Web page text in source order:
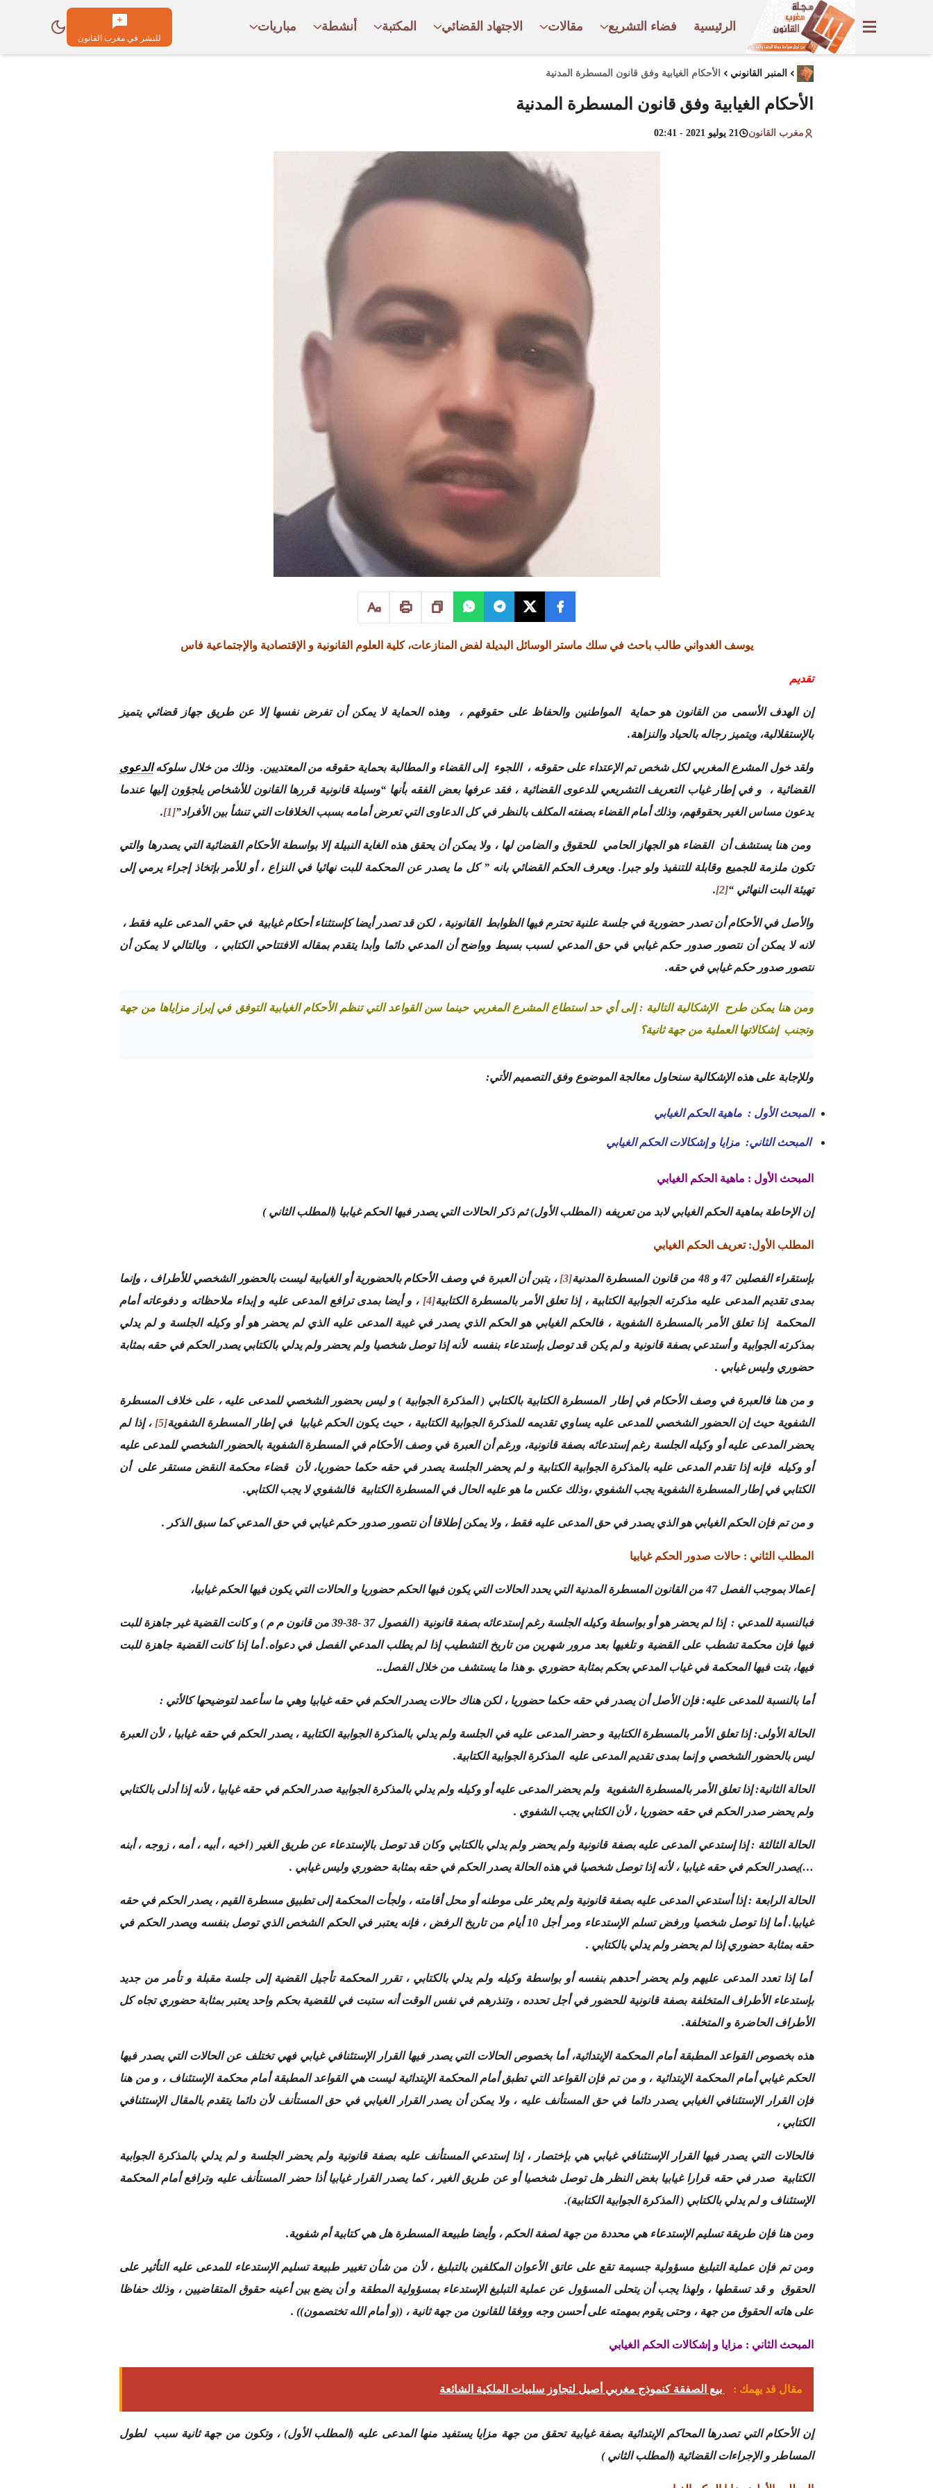
الرئيسية فضاء التشريع مقالات الاجتهاد القضائي المكتبة أنشطة مباريات
للنشر في مغرب القانون
المنبر القانوني الأحكام الغيابية وفق قانون المسطرة المدنية
الأحكام الغيابية وفق قانون المسطرة المدنية
مغرب القانون 21 يوليو 2021 - 02:41
يوسف الغدواني طالب باحث في سلك ماستر الوسائل البديلة لفض المنازعات، كلية العلوم القانونية و الإقتصادية والإجتماعية فاس
تقديم
إن الهدف الأسمى من القانون هو حماية المواطنين والحفاظ على حقوقهم ، وهذه الحماية لا يمكن أن تفرض نفسها إلا عن طريق جهاز قضائي يتميز
بالإستقلالية، ويتميز رجاله بالحياد والنزاهة.
ولقد خول المشرع المغربي لكل شخص تم الإعتداء على حقوقه ، اللجوء إلى القضاء و المطالبة بحماية حقوقه من المعتديين. وذلك من خلال سلوكهالدعوى
القضائية ، و في إطار غياب التعريف التشريعي للدعوى القضائية ، فقد عرفها بعض الفقه بأنها “وسيلة قانونية قررها القانون للأشخاص يلجؤون إليها عندما
يدعون مساس الغير بحقوقهم، وذلك أمام القضاء بصفته المكلف بالنظر في كل الدعاوى التي تعرض أمامه بسبب الخلافات التي تنشأ بين الأفراد”[1]
.
ومن هنا يستشف أن القضاء هو الجهاز الحامي للحقوق و الضامن لها ، ولا يمكن أن يحقق هذه الغاية النبيلة إلا بواسطة الأحكام القضائية التي يصدرها والتي
تكون ملزمة للجميع وقابلة للتنفيذ ولو جبرا. ويعرف الحكم القضائي بانه ” كل ما يصدر عن المحكمة للبت نهائيا في النزاع ، أو للأمر بإتخاذ إجراء يرمي إلى
تهيئة البت النهائي “[2]
.
والأصل في الأحكام أن تصدر حضورية في جلسة علنية تحترم فيها الظوابط القانونية ، لكن قد تصدر أيضا كإستثناء أحكام غيابية في حقي المدعى عليه فقط ،
لانه لا يمكن أن نتصور صدور حكم غيابي في حق المدعي لسبب بسيط وواضح أن المدعي دائما وأبدا يتقدم بمقاله الافتتاحي الكتابي ، وبالتالي لا يمكن أن
نتصور صدور حكم غيابي في حقه.
ومن هنا يمكن طرح الإشكالية التالية : إلى أي حد استطاع المشرع المغربي حينما سن القواعد التي تنظم الأحكام الغيابية التوفق في إبراز مزاياها من جهة
وتجنب إشكالاتها العملية من جهة ثانية؟
وللإجابة على هذه الإشكالية سنحاول معالجة الموضوع وفق التصميم الأتي:
المبحث الأول : ماهية الحكم الغيابي
المبحث الثاني: مزايا و إشكالات الحكم الغيابي
المبحث الأول : ماهية الحكم الغيابي
إن الإحاطة بماهية الحكم الغيابي لابد من تعريفه ( المطلب الأول) ثم ذكر الحالات التي يصدر فيها الحكم غيابيا (المطلب الثاني )
المطلب الأول: تعريف الحكم الغيابي
بإستقراء الفصلين 47 و 48 من قانون المسطرة المدنية [3]
، يتبن أن العبرة في وصف الأحكام بالحضورية أو الغيابية ليست بالحضور الشخصي للأطراف ، وإنما
بمدى تقديم المدعى عليه مذكرته الجوابية الكتابية ، إذا تعلق الأمر بالمسطرة الكتابية[4]
، و أيضا بمدى ترافع المدعى عليه و إبداء ملاحظاته و دفوعاته أمام
المحكمة إذا تعلق الأمر بالمسطرة الشفوية ، فالحكم الغيابي هو الحكم الذي يصدر في غيبة المدعى عليه الذي لم يحضر هو أو وكيله الجلسة و لم يدلي
بمذكرته الجوابية و أستدعي بصفة قانونية و لم يكن قد توصل بإستدعاء بنفسه لأنه إذا توصل شخصيا ولم يحضر ولم يدلي بالكتابي يصدر الحكم في حقه بمثابة
حضوري وليس غيابي .
و من هنا فالعبرة في وصف الأحكام في إطار المسطرة الكتابية بالكتابي ( المذكرة الجوابية ) و ليس بحضور الشخصي للمدعى عليه ، على خلاف المسطرة
الشفوية حيث إن الحضور الشخصي للمدعى عليه يساوي تقديمه للمذكرة الجوابية الكتابية ، حيث يكون الحكم غيابيا في إطار المسطرة الشفوية[5]
، إذا لم
يحضر المدعى عليه أو وكيله الجلسة رغم إستدعائه بصفة قانونية، ورغم أن العبرة في وصف الأحكام في المسطرة الشفوية بالحضور الشخصي للمدعى عليه
أو وكيله فإنه إذا تقدم المدعى عليه بالمذكرة الجوابية الكتابية و لم يحضر الجلسة يصدر في حقه حكما حضوريا، لأن قضاء محكمة النقض مستقر على أن
الكتابي في إطار المسطرة الشفوية يجب الشفوي ،وذلك عكس ما هو عليه الحال في المسطرة الكتابية فالشفوي لا يجب الكتابي.
و من تم فإن الحكم الغيابي هو الذي يصدر في حق المدعى عليه فقط ، ولا يمكن إطلاقا أن نتصور صدور حكم غيابي في حق المدعي كما سبق الذكر .
المطلب الثاني : حالات صدور الحكم غيابيا
إعمالا بموجب الفصل 47 من القانون المسطرة المدنية التي يحدد الحالات التي يكون فيها الحكم حضوريا و الحالات التي يكون فيها الحكم غيابيا،
فبالنسبة للمدعي : إذا لم يحضر هو أو بواسطة وكيله الجلسة رغم إستدعائه بصفة قانونية ( الفصول 37 -38-39 من قانون م م ) و كانت القضية غير جاهزة للبت
فيها فإن محكمة تشطب على القضية و تلغيها بعد مرور شهرين من تاريخ التشطيب إذا لم يطلب المدعي الفصل في دعواه. أما إذا كانت القضية جاهزة للبت
فيها، بتت فيها المحكمة في غياب المدعي بحكم بمثابة حضوري .و هذا ما يستشف من خلال الفصل..
أما بالنسبة للمدعى عليه: فإن الأصل أن يصدر في حقه حكما حضوريا ، لكن هناك حالات يصدر الحكم في حقه غيابيا وهي ما سأعمد لتوضيحها كالأتي :
الحالة الأولى: إذا تعلق الأمر بالمسطرة الكتابية و حضر المدعى عليه في الجلسة ولم يدلي بالمذكرة الجوابية الكتابية ، يصدر الحكم في حقه غيابيا ، لأن العبرة
ليس بالحضور الشخصي و إنما بمدى تقديم المدعى عليه المذكرة الجوابية الكتابية.
الحالة الثانية: إذا تعلق الأمر بالمسطرة الشفوية ولم يحضر المدعى عليه أو وكيله ولم يدلي بالمذكرة الجوابية صدر الحكم في حقه غيابيا ، لأنه إذا أدلى بالكتابي
ولم يحضر صدر الحكم في حقه حضوريا ، لأن الكتابي يجب الشفوي .
الحالة الثالثة : إذا إستدعي المدعى عليه بصفة قانونية ولم يحضر ولم يدلي بالكتابي وكان قد توصل بالإستدعاء عن طريق الغير ( اخيه ، أبيه ، أمه ، زوجه ، أبنه
…)يصدر الحكم في حقه غيابيا ، لأنه إذا توصل شخصيا في هذه الحالة يصدر الحكم في حقه بمثابة حضوري وليس غيابي .
الحالة الرابعة : إذا أستدعي المدعى عليه بصفة قانونية ولم يعثر على موطنه أو محل أقامته ، ولجأت المحكمة إلى تطبيق مسطرة القيم ، يصدر الحكم في حقه
غيابيا. أما إذا توصل شخصيا ورفض تسلم الإستدعاء ومر أجل 10 أيام من تاريخ الرفض ، فإنه يعتبر في الحكم الشخص الذي توصل بنفسه ويصدر الحكم في
حقه بمثابة حضوري إذا لم يحضر ولم يدلي بالكتابي .
أما إذا تعدد المدعى عليهم ولم يحضر أحدهم بنفسه أو بواسطة وكيله ولم يدلي بالكتابي ، تقرر المحكمة تأجيل القضية إلى جلسة مقبلة و تأمر من جديد
بإستدعاء الأطراف المتخلفة بصفة قانونية للحضور في أجل تحدده ، وتنذرهم في نفس الوقت أنه ستبت في للقضية بحكم واحد يعتبر بمثابة حضوري تجاه كل
الأطراف الحاضرة و المتخلفة.
هذه بخصوص القواعد المطبقة أمام المحكمة الإبتدائية، أما بخصوص الحالات التي يصدر فيها القرار الإستئنافي غيابي فهي تختلف عن الحالات التي يصدر فيها
الحكم غيابي أمام المحكمة الإبتدائية ، و من تم فإن القواعد التي تطبق أمام المحكمة الإبتدائية ليست هي القواعد المطبقة أمام محكمة الإستئناف ، و من هنا
فإن القرار الإستئنافي الغيابي يصدر دائما في حق المستأنف عليه ، ولا يمكن أن يصدر القرار الغيابي في حق المستأنف لأن دائما يتقدم بالمقال الإستئنافي
الكتابي ،
فالحالات التي يصدر فيها القرار الإستئنافي غيابي هي بإختصار ، إذا إستدعي المستأنف عليه بصفة قانونية ولم يحضر الجلسة و لم يدلي بالمذكرة الجوابية
الكتابية صدر في حقه قرارا غيابيا بغض النظر هل توصل شخصيا أو عن طريق الغير ، كما يصدر القرار غيابيا أذا حضر المستأنف عليه وترافع أمام المحكمة
الإستئناف و لم يدلي بالكتابي ( المذكرة الجوابية الكتابية).
ومن هنا فإن طريقة تسليم الإستدعاء هي محددة من جهة لصفة الحكم ، وأيضا طبيعة المسطرة هل هي كتابية أم شفوية.
ومن تم فإن عملية التبليغ مسؤولية جسيمة تقع على عاتق الأعوان المكلفين بالتبليغ ، لأن من شأن تغيير طبيعة تسليم الإستدعاء للمدعى عليه التأثير على
الحقوق و قد تسقطها ، ولهذا يجب أن يتحلى المسؤول عن عملية التبليغ الإستدعاء بمسؤولية المطقة و أن يضع بين أعينه حقوق المتقاضيين ، وذلك حفاظا
على هاته الحقوق من جهة ، وحتى يقوم بمهمته على أحسن وجه ووفقا للقانون من جهة ثانية ، ((و أمام الله تختصمون)) .
المبحث الثاني : مزايا و إشكالات الحكم الغيابي
مقال قد يهمك : بيع الصفقة كنموذج مغربي أصيل لتجاوز سلبيات الملكية الشائعة
إن الأحكام التي تصدرها المحاكم الإبتدائية بصفة غيابية تحقق من جهة مزايا يستفيد منها المدعى عليه (المطلب الأول) ، وتكون من جهة ثانية سبب لطول
المساطر و الإجراءات القضائية (المطلب الثاني )